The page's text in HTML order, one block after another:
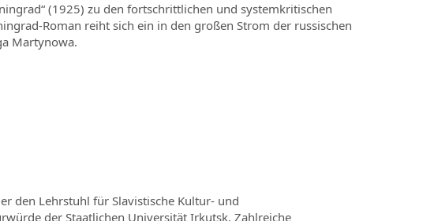
(1925) zu den fortschrittlichen und systemkritischen
Roman reiht sich ein in den großen Strom der russischen
Martynowa.
den Lehrstuhl für Slavistische Kultur- und
der Staatlichen Universität Irkutsk. Zahlreiche